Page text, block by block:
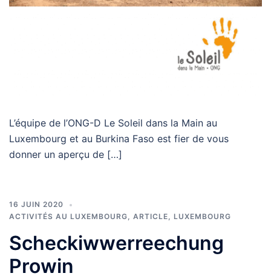
L’équipe de l’ONG-D Le Soleil dans la Main au
Luxembourg et au Burkina Faso est fier de vous
donner un aperçu de […]
16 JUIN 2020
ACTIVITÉS AU LUXEMBOURG, ARTICLE, LUXEMBOURG
Scheckiwwerreechung
Prowin